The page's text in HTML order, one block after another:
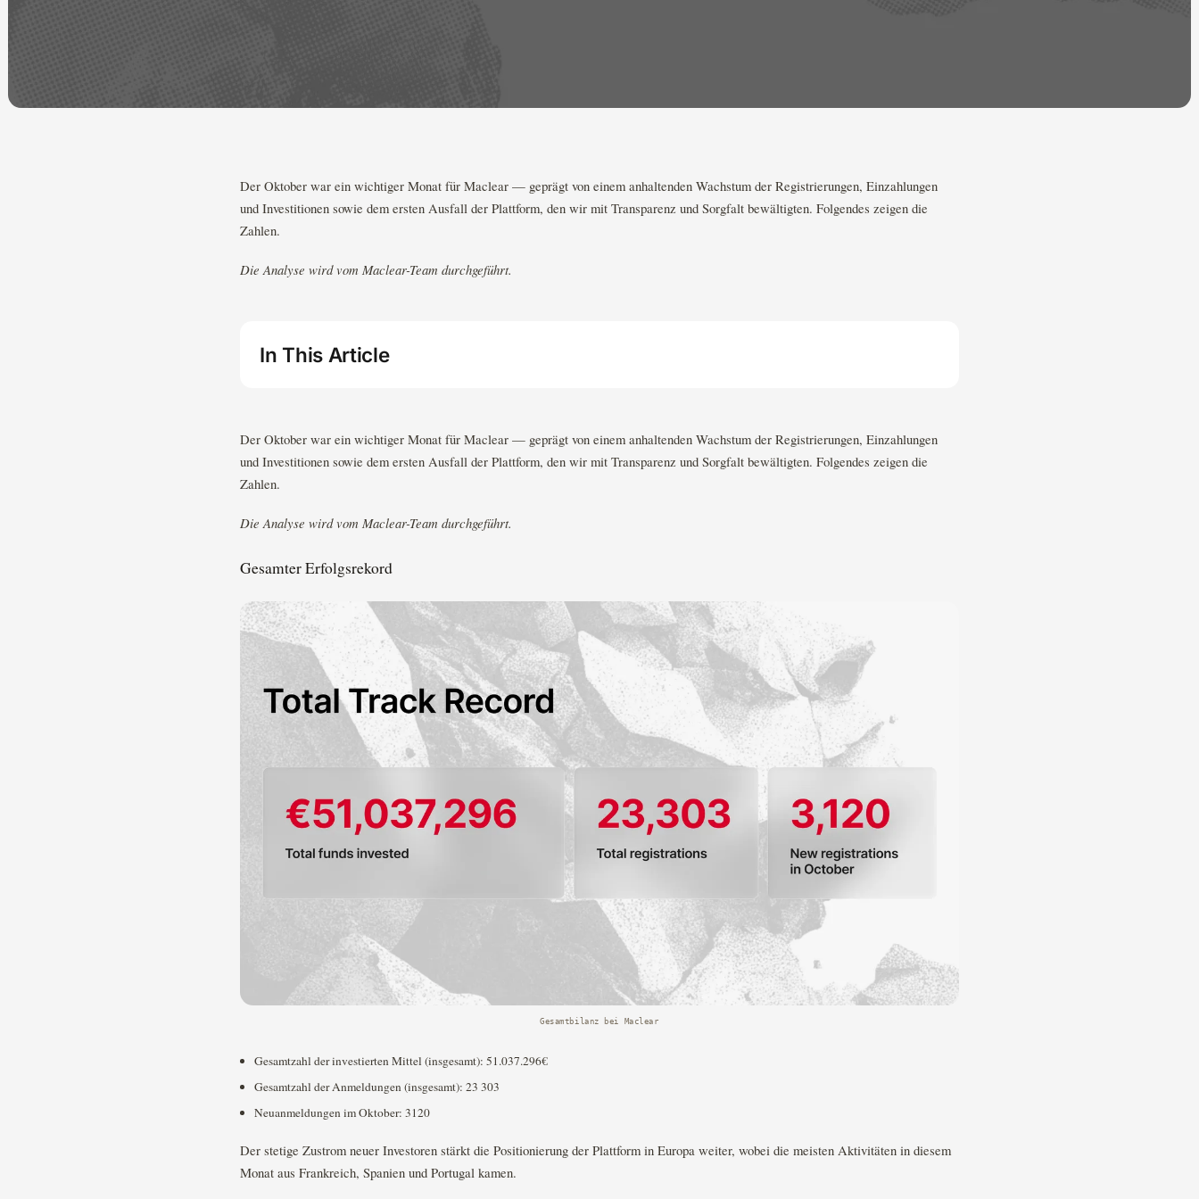
Der Oktober war ein wichtiger Monat für Maclear — geprägt von einem anhaltenden Wachstum der Registrierungen, Einzahlungen
und Investitionen sowie dem ersten Ausfall der Plattform, den wir mit Transparenz und Sorgfalt bewältigten. Folgendes zeigen die
Zahlen.
Die Analyse wird vom Maclear-Team durchgeführt.
In This Article
Der Oktober war ein wichtiger Monat für Maclear — geprägt von einem anhaltenden Wachstum der Registrierungen, Einzahlungen
und Investitionen sowie dem ersten Ausfall der Plattform, den wir mit Transparenz und Sorgfalt bewältigten. Folgendes zeigen die
Zahlen.
Die Analyse wird vom Maclear-Team durchgeführt.
Gesamter Erfolgsrekord
Gesamtbilanz bei Maclear
Gesamtzahl der investierten Mittel (insgesamt): 51.037.296€
Gesamtzahl der Anmeldungen (insgesamt): 23 303
Neuanmeldungen im Oktober: 3120
Der stetige Zustrom neuer Investoren stärkt die Positionierung der Plattform in Europa weiter, wobei die meisten Aktivitäten in diesem
Monat aus Frankreich, Spanien und Portugal kamen.